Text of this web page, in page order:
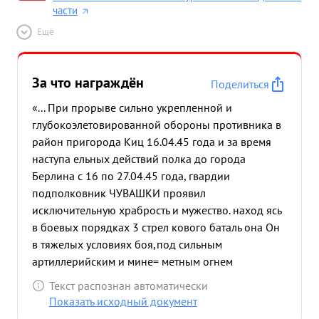
части
Ещё
За что награждён
Поделиться
«... При прорыве сильно укрепленной и
глубокоэлетовированной обороны противника в
район пригорода Киц 16.04.45 года и за время
наступа ельных действий полка до города
Берлина с 16 по 27.04.45 года, гвардии
подполковник ЧУВАШКИ проявил
исключительную храбрость и мужество. наход ясь
в боевых порядках 3 стрел кового баталь она Он
в тяжелых условиях боя,под сильным
артиллерийским и мине= метным огнем
противника личным общением с подчиненными
руководил боевыми под разделениями в
Текст распознан автоматически
Показать исходный документ